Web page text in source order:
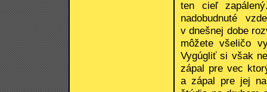
ten cieľ
nadobudnuté
v dnešnej dobe
môžete všeličo
Vygúgliť si však
zápal pre vec
a zápal pre jej